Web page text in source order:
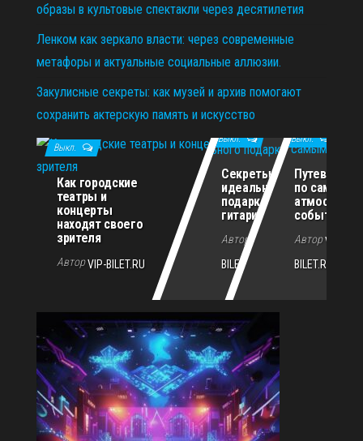
образы в культовые спектакли через десятилетия
Ленком как зеркало власти: через современные
метафоры и актуальные социальные аллюзии.
Закулисные секреты: как музей и архив помогают
сохранить актерскую память и искусство
02.07.2026
Выкл.
Как городские
театры и
концерты
находят своего
зрителя
АвторVIP-BILET.RU
11.12.2025
Выкл.
Секреты
идеального
подарка для
гитариста
Автор VIP-
BILET.RU
Выкл.
по самым
событиям
АвторVIP-
BILET.RU